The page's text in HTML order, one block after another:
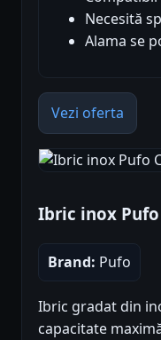
Necesită
Alama se
Vezi oferta
Ibric inox Pufo
Brand: Pufo
Ibric gradat din
capacitate